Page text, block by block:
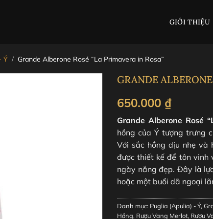
GIỚI THIỆU
Ý / Grande Alberone Rosé “La Primavera in Rosa”
GRANDE
650.000 ₫
Grande Alberone Rosé
hồng của Ý tượng trưng
Với sắc hồng dịu nhẹ và
được thiết kế để tôn vinh
ngày nắng đẹp. Đây là
hoặc một buổi dã ngoại
Danh mục: Puglia (Apulia) - Ý,
Hồng, Rượu Vang Merlot, Rượu